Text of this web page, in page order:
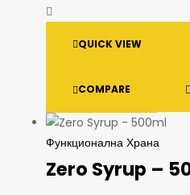
QUICK VIEW
COMPARE
Функционална Храна
Zero Syrup –